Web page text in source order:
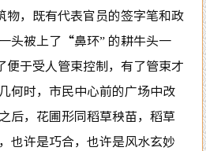
，既有代表官员的签字笔和政
头被上了“鼻环” 的耕牛头一
于受人管束控制，有了管束才
何时，市民中心前的广场中改
后，花圃形同稻草秧苗，稻草
也许是巧合，也许是风水玄妙